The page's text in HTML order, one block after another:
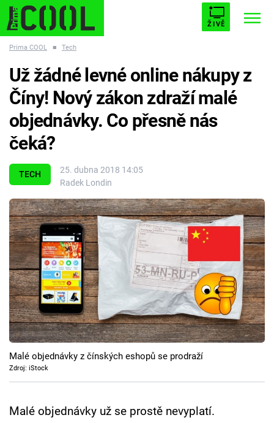
ŽIVĚ
ESCAPE PLNEJ KOTEL AVENGERS 5
Témata
Filmy
Seriály
Hry
Cool Esport
Pořady
TV Program
Přihlášení
Prima COOL ■ Tech
TECH
25. dubna 2018 14:05
Radek Londin
Už žádné levné online nákupy z
Číny! Nový zákon zdraží malé
objednávky. Co přesně nás
čeká?
Malé objednávky z čínských eshopů se prodraží
Zdroj: iStock
Malé objednávky už se prostě nevyplatí.